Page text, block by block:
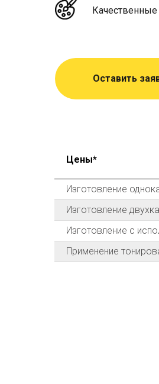
Оставить
Цены*
Изготовление
Изготовление
Изготовление с
Применение